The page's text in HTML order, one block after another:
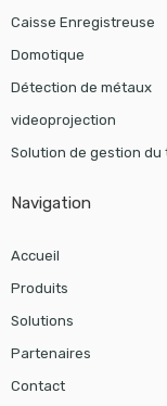
Caisse Enregistreuse
Domotique
Détection de métaux
videoprojection
Solution de gestion du
Navigation
Accueil
Produits
Solutions
Partenaires
Contact